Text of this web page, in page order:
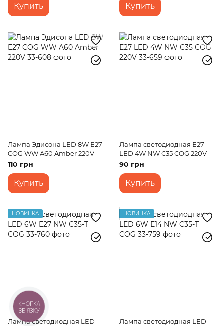
Купить Купить
Лампа Эдисона LED 8W E27
COG WW A60 Amber 220V
110 грн
Купить
Лампа светодиодная E27
LED 4W NW C35 COG 220V
90 грн
Купить
НОВИНКА
Лампа светодиодная LED
НОВИНКА
Лампа светодиодная LED
КНОПКА
ЗВ'ЯЗКУ